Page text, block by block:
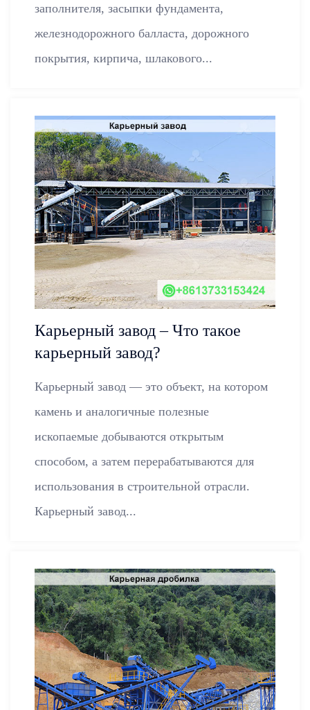
заполнителя, засыпки фундамента,
железнодорожного балласта, дорожного
покрытия, кирпича, шлакового...
Карьерный завод – Что такое
карьерный завод?
Карьерный завод — это объект, на котором
камень и аналогичные полезные
ископаемые добываются открытым
способом, а затем перерабатываются для
использования в строительной отрасли.
Карьерный завод...